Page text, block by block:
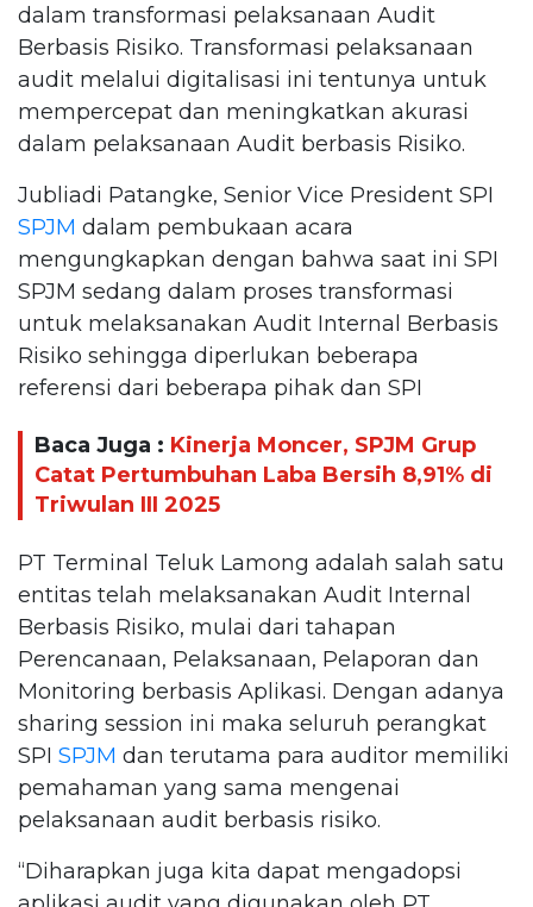
dalam transformasi pelaksanaan Audit
Berbasis Risiko. Transformasi pelaksanaan
audit melalui digitalisasi ini tentunya untuk
mempercepat dan meningkatkan akurasi
dalam pelaksanaan Audit berbasis Risiko.
Jubliadi Patangke, Senior Vice President SPI
SPJM dalam pembukaan acara
mengungkapkan dengan bahwa saat ini SPI
SPJM sedang dalam proses transformasi
untuk melaksanakan Audit Internal Berbasis
Risiko sehingga diperlukan beberapa
referensi dari beberapa pihak dan SPI
Baca Juga : Kinerja Moncer, SPJM Grup
Catat Pertumbuhan Laba Bersih 8,91% di
Triwulan III 2025
PT Terminal Teluk Lamong adalah salah satu
entitas telah melaksanakan Audit Internal
Berbasis Risiko, mulai dari tahapan
Perencanaan, Pelaksanaan, Pelaporan dan
Monitoring berbasis Aplikasi. Dengan adanya
sharing session ini maka seluruh perangkat
SPI SPJM dan terutama para auditor memiliki
pemahaman yang sama mengenai
pelaksanaan audit berbasis risiko.
“Diharapkan juga kita dapat mengadopsi